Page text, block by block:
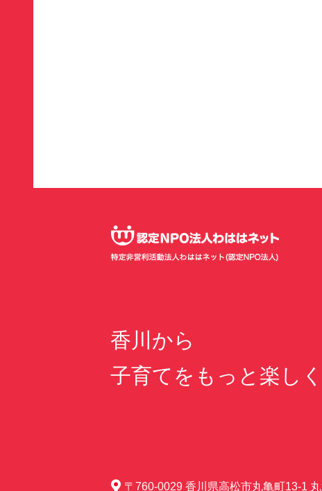
香川から
子育てをもっと楽しく
〒760-0029 香川県高松市丸亀町13-1